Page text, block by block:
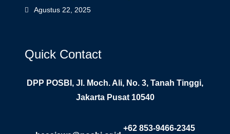
Agustus 22, 2025
Quick Contact
DPP POSBI, Jl. Moch. Ali, No. 3, Tanah Tinggi,
Jakarta Pusat 10540
+62 853-9466-2345